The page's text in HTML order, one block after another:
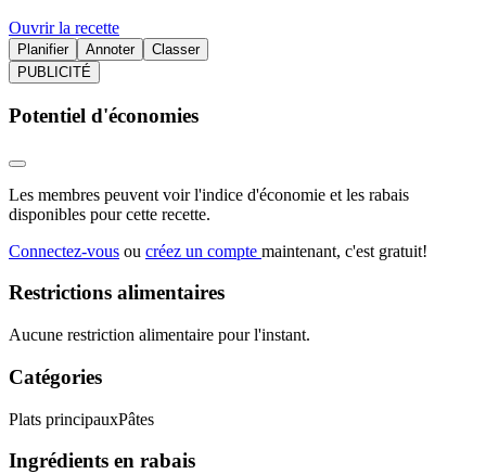
Ouvrir la recette
Planifier Annoter
Classer
PUBLICITÉ
Potentiel d'économies
Les membres peuvent voir l'indice d'économie et les rabais
disponibles pour cette recette.
Connectez-vous ou créez un compte maintenant, c'est gratuit!
Restrictions alimentaires
Aucune restriction alimentaire pour l'instant.
Catégories
Plats principauxPâtes
Ingrédients en rabais